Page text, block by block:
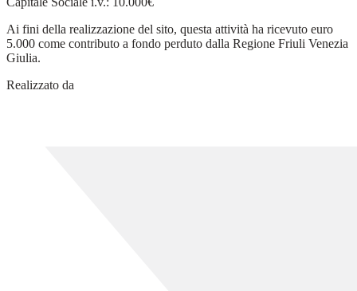
Ai fini della realizzazione del sito, questa attività ha ricevuto euro
5.000 come contributo a fondo perduto dalla Regione Friuli Venezia
Giulia.
Realizzato da